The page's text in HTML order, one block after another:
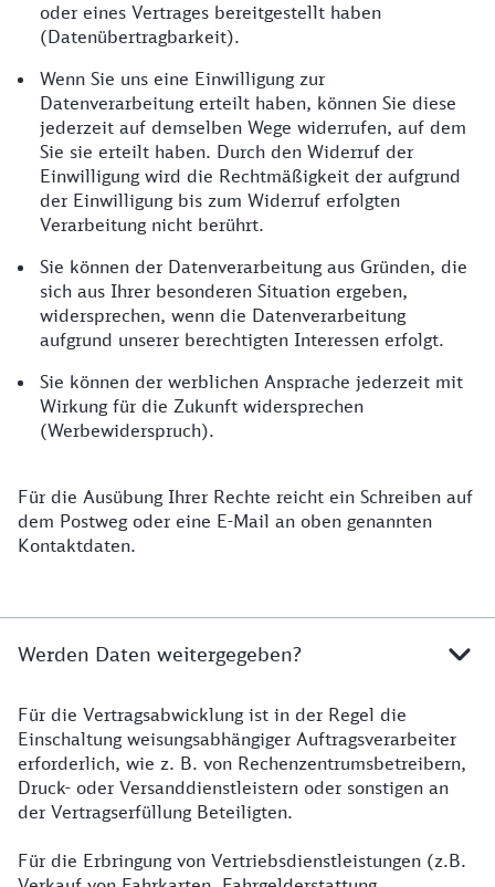
oder eines Vertrages bereitgestellt haben
(Datenübertragbarkeit).
Wenn Sie uns eine Einwilligung zur
Datenverarbeitung erteilt haben, können Sie diese
jederzeit auf demselben Wege widerrufen, auf dem
Sie sie erteilt haben. Durch den Widerruf der
Einwilligung wird die Rechtmäßigkeit der aufgrund
der Einwilligung bis zum Widerruf erfolgten
Verarbeitung nicht berührt.
Sie können der Datenverarbeitung aus Gründen, die
sich aus Ihrer besonderen Situation ergeben,
widersprechen, wenn die Datenverarbeitung
aufgrund unserer berechtigten Interessen erfolgt.
Sie können der werblichen Ansprache jederzeit mit
Wirkung für die Zukunft widersprechen
(Werbewiderspruch).
Für die Ausübung Ihrer Rechte reicht ein Schreiben auf
dem Postweg oder eine E-Mail an oben genannten
Kontaktdaten.
Werden Daten weitergegeben?
Für die Vertragsabwicklung ist in der Regel die
Einschaltung weisungsabhängiger Auftragsverarbeiter
erforderlich, wie z. B. von Rechenzentrumsbetreibern,
Druck- oder Versanddienstleistern oder sonstigen an
der Vertragserfüllung Beteiligten.
Für die Erbringung von Vertriebsdienstleistungen (z.B.